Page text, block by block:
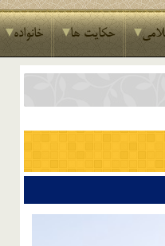
حکایت ها خانواده